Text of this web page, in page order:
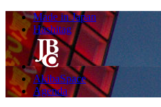
Made in Japan
Hashitag
AkibaSpace
Agenda